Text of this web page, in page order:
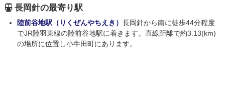
長岡針の最寄り駅
陸前谷地駅（りくぜんやちえき） 長岡針から南に徒歩44分程度
でJR陸羽東線の陸前谷地駅に着きます。直線距離で約3.13(km)
の場所に位置し小牛田町にあります。